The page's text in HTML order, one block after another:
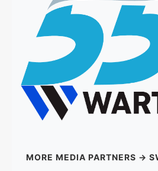
MORE MEDIA PARTNERS →